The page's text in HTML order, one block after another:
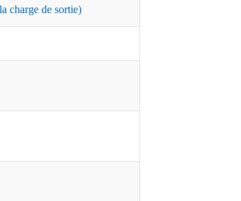
charge de sortie)